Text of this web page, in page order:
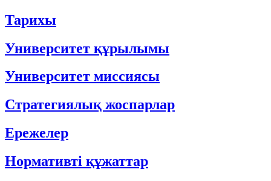
Тарихы
Университет құрылымы
Университет миссиясы
Стратегиялық жоспарлар
Ережелер
Нормативті құжаттар